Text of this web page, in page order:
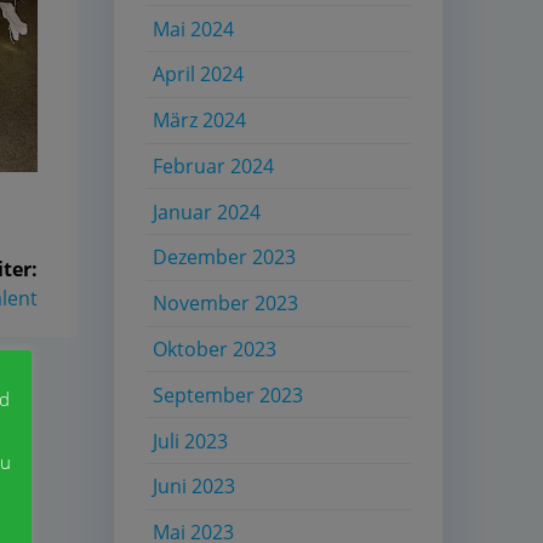
Mai 2024
April 2024
März 2024
Februar 2024
Januar 2024
Dezember 2023
November 2023
Oktober 2023
September 2023
Juli 2023
Juni 2023
Mai 2023